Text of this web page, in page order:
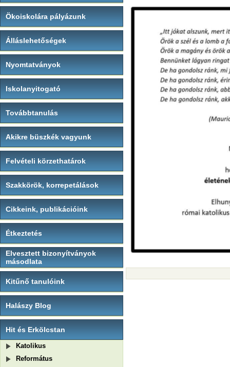
Ökoiskolára pályázunk
Álláslehetőségek
Nyomtatványok
Iskolanyitogató
Továbbtanulás
Akikre büszkék vagyunk
Felvételi körzethatárok
Szakkörök, korrepetálások
Cikkeink, publikációink
Étkeztetés
Elvesztett bizonyítványok
másodlata
Kitűnő tanulóink
Halászy Blog
Hit és Erkölcstan
Katolikus
Református